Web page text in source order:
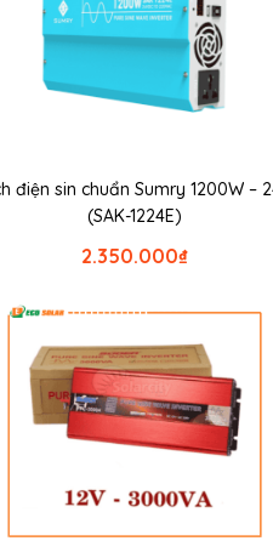
điện sin chuẩn Sumry 1200W –
(SAK-1224E)
₫
2.350.000